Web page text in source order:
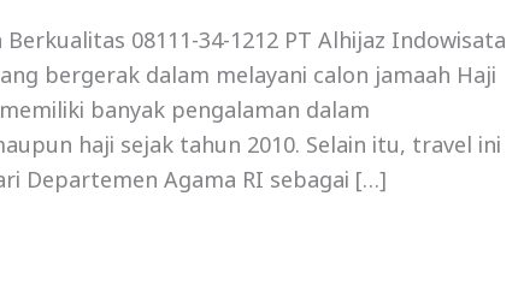
08111-34-1212 PT Alhijaz Indowisata
bergerak dalam melayani calon jamaah Haji
banyak pengalaman dalam
haji sejak tahun 2010. Selain itu, travel ini
Departemen Agama RI sebagai […]